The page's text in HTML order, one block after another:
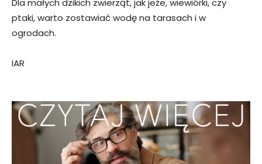
Dla małych dzikich zwierząt, jak jeże, wiewiórki, czy
ptaki, warto zostawiać wodę na tarasach i w
ogrodach.
IAR